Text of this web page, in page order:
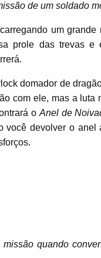
de um soldado
um
prole das trevas
domador de
com ele, mas a
o Anel de
você devolver o
missão quando